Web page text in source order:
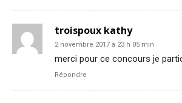
troispoux kathy
2 novembre 2017 à 23 h 05 min
merci pour ce concours je
Répondre